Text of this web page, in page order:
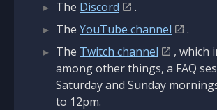
The Discord
.
The YouTube channel
.
The Twitch channel
, which
among other things, a FAQ
Saturday and Sunday
to 12pm.